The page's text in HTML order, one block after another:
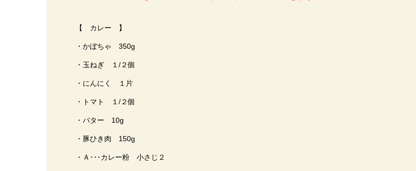
【 カレー 】
・かぼちゃ 350g
・玉ねぎ １/２個
・にんにく １片
・トマト １/２個
・バター 10g
・豚ひき肉 150g
・Ａ･･･カレー粉 小さじ２